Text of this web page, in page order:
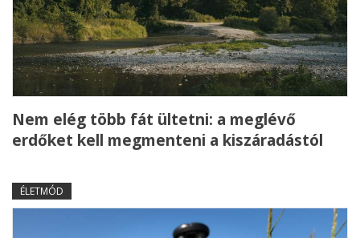
Nem elég több fát ültetni: a meglévő
erdőket kell megmenteni a kiszáradástól
ÉLETMÓD